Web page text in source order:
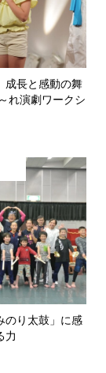
長と感動の舞
演劇ワークシ
のり太鼓」に感
力